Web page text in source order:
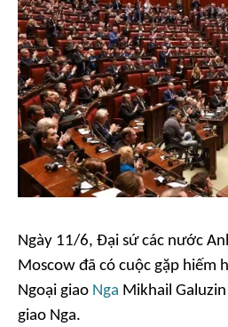
Ngày 11/6, Đại sứ các nước
Moscow đã có cuộc gặp hiếm
Ngoại giao Nga Mikhail
giao Nga.